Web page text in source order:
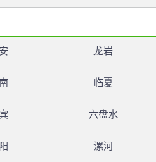
龙岩
临夏
六盘水
漯河